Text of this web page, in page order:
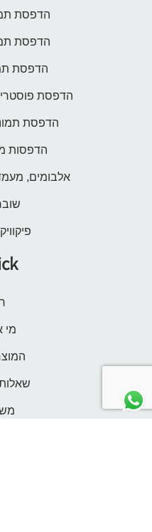
הדפסת
הדפסת
הדפסת
הדפסת
הדפסת
הדפסות
אלבומים,
מי